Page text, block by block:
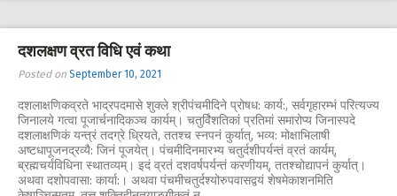
दशलक्षण व्रत विधि एवं कथा
Posted on September 10, 2021
दशलाक्षणिकव्रते भाद्रपदमासे शुक्ले श्रीपंचमीदिने प्रोषध: कार्य:, सर्वगृहारम्भं परित्यज्य
जिनालये गत्वा पूजार्चनादिकञ्च कार्यम्। चतुर्विंशतिकां प्रतिमां समारोप्य जिनास्पदे
दशलाक्षणिकं यन्त्रं तदग्रे ध्रियते, ततश्च स्नपनं कुर्यात्, भव्य: मोक्षाभिलाषी
अष्टधापूजनद्रव्यै: जिनं पूजयेत्। पंचमीदिनमारभ्य चतुर्दशीपर्यन्तं व्रतं कार्यम्,
ब्रह्मचर्यविधिना स्थातव्यम्। इदं व्रतं दशवर्षपर्यन्तं करणीयम्, ततश्चोद्यापनं कुर्यात्।
अथवा दशोपवासा: कार्या:। अथवा पंचमीचतुर्दश्योरुपवासद्वयं शेषमेकाशनमिति